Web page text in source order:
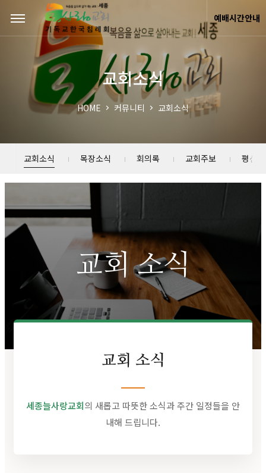
예배시간안내
교회소식
HOME 커뮤니티 교회소식
교회소식 목장소식 회의록 교회주보 평신
교회 소식
교회 소식
세종늘사랑교회의 새롭고 따뜻한 소식과 주간 일정들을 안
내해 드립니다.